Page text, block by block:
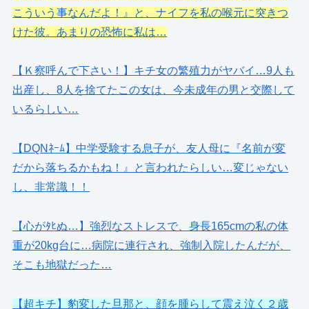
こういう事なんだよ！』と、ナイフを私の喉元に突きつ
けた彼。あまりの恐怖に私は…
【Ｋ察呼んで下さい！】キチ女の繁殖力がヤバイ…9人も
出産し、8人を捨てたこの女は、今未成年の男と交際して
いるらしい…
【DQNﾈｰﾑ】中学受験する息子が、友人母に『名前が変
だから落ちるかもね！』と言われたらしい…変じゃない
し、非常識！！
【心がﾀﾋぬ…】強烈なストレスで、身長165cmの私の体
重が20kg台に…病院に連行され、強制入院したんだが、
そこも地獄だった…
【超キチ】豹変した旦那と、顔を腫らして震え泣く２歳